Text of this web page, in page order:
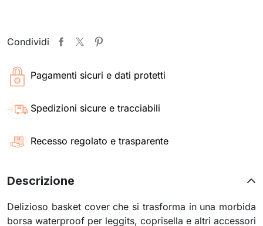
Condividi
Pagamenti sicuri e dati protetti
Spedizioni sicure e tracciabili
Recesso regolato e trasparente
Descrizione
Delizioso basket cover che si trasforma in una morbida
borsa waterproof per leggits, coprisella e altri accessori